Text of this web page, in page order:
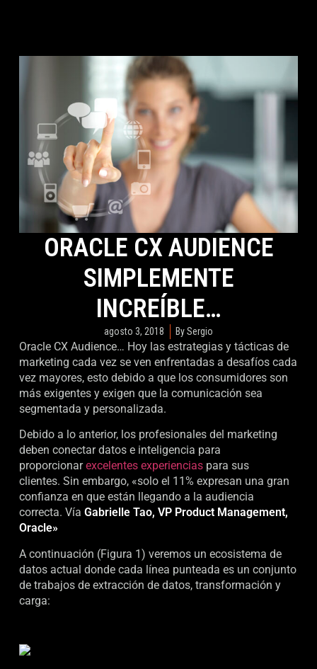
ORACLE CX AUDIENCE
SIMPLEMENTE
INCREÍBLE…
agosto 3, 2018 BySergio
Oracle CX Audience… Hoy las estrategias y tácticas de
marketing cada vez se ven enfrentadas a desafíos cada
vez mayores, esto debido a que los consumidores son
más exigentes y exigen que la comunicación sea
segmentada y personalizada.
Debido a lo anterior, los profesionales del marketing
deben conectar datos e inteligencia para
proporcionarexcelentes experienciaspara sus
clientes. Sin embargo, «solo el 11% expresan una gran
confianza en que están llegando a la audiencia
correcta. Vía Gabrielle Tao, VP Product Management,
Oracle»
A continuación (Figura 1) veremos un ecosistema de
datos actual donde cada línea punteada es un conjunto
de trabajos de extracción de datos, transformación y
carga: